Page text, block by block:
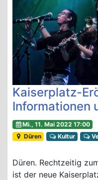
Kaiserplatz-
Informationen
Mi., 11. Mai 2022 17:00
Düren
Kultur
Düren. Rechtzeitig
ist der neue